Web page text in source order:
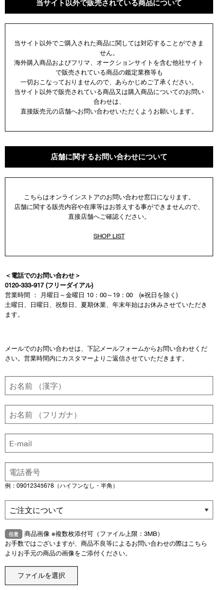
当サイト以外で販売されている商品について
当サイト以外でご購入された商品に関しては対応することができま
せん。
海外購入商品およびフリマ、オークションサイトを含む他社サイト
で販売されている商品の鑑定業務等も
一切おこなっておりませんので、あらかじめご了承ください。
当サイト以外で販売されている商品又は購入商品についてのお問い
合わせは、
直接販売元の店舗へお問い合わせいただくようお願いします。
店舗に関するお問い合わせについて
こちらはオンラインストアのお問い合わせ窓口になります。
店舗に関する販売内容や在庫等はお答えする事ができませんので、
直接店舗へご確認ください。
SHOP LIST
＜電話でのお問い合わせ＞
0120-333-917 (フリーダイアル)
営業時間 ： 月曜日～金曜日 10：00～19：00 (※祝日を除く)
土曜日、日曜日、祝祭日、夏期休業、年末年始はお休みさせていただき
ます。
メールでのお問い合わせは、下記メールフォームからお問い合わせくだ
さい。営業時間内にカスタマーよりご返信させていただきます。
例：09012345678（ハイフンなし・半角）
任意
商品画像 ※複数枚添付可（ファイル上限：3MB）
お手数ではございますが、商品不良等によるお問い合わせの際はこちら
よりお手元の商品の画像をご添付ください。